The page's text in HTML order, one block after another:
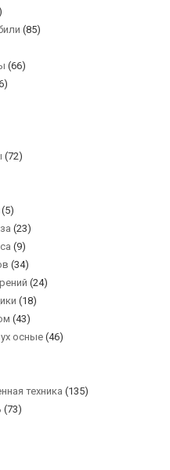
(85)
(66)
(72)
(5)
(23)
(9)
(34)
(24)
(18)
(43)
осные (46)
техника (135)
(73)